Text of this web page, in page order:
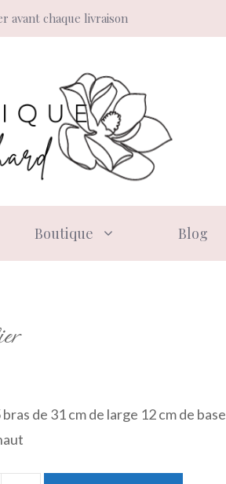
avant chaque livraison
Boutique Blog
de 31 cm de large 12 cm de base